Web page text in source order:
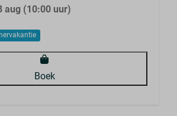
aug (10:00 uur)
Boek